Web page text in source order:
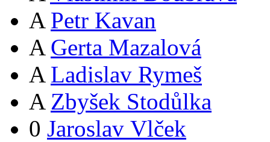
A Petr Kavan
A Gerta Mazalová
A Ladislav Rymeš
A Zbyšek Stodůlka
0 Jaroslav Vlček